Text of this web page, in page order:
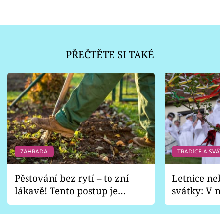
PŘEČTĚTE SI TAKÉ
ZAHRADA
Pěstování bez rytí – to zní
lákavě! Tento postup je
vhodný jen pro některé
TRADICE A
Letnice
svátky: V
pondělí